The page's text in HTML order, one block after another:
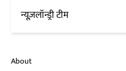
न्यूज़लॉन्ड्री टीम
About